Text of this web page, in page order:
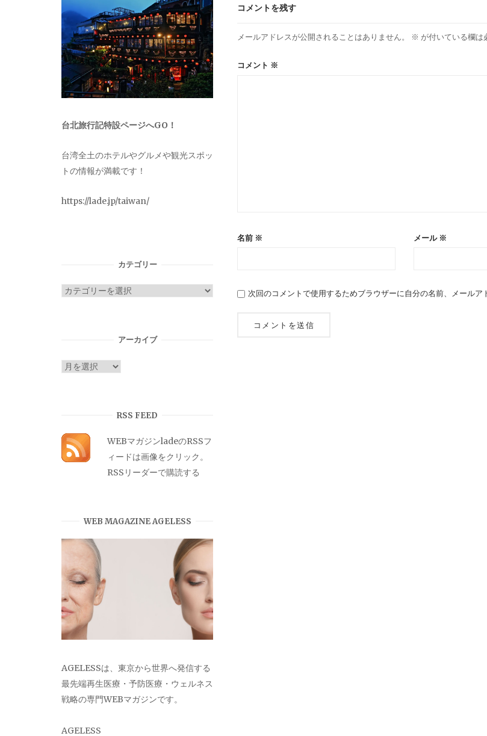
ン
コメントを残す
メールアドレスが公開されることはありません。 ※ が付いている欄は
コメント ※
名前 ※ メール ※
次回のコメントで使用するためブラウザーに自分の名前、メールア
台北旅行記特設ページへGO！
台湾全土のホテルやグルメや観光スポッ
トの情報が満載です！
https://lade.jp/taiwan/
カテゴリー
カ
アーカイブ
ア
RSS FEED
WEBマガジンladeのRSSフ
ィードは画像をクリック。
RSSリーダーで購読する
WEB MAGAZINE AGELESS
AGELESSは、東京から世界へ発信する
最先端再生医療・予防医療・ウェルネス
戦略の専門WEBマガジンです。
AGELESS